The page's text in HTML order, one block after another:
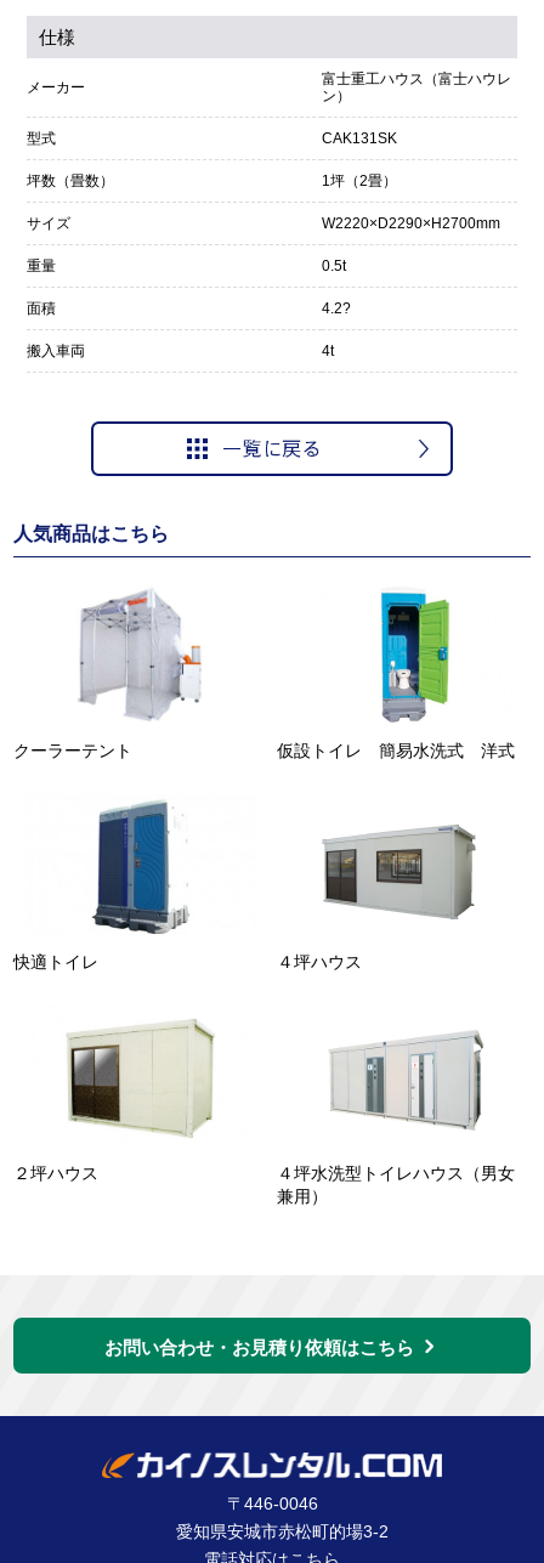
仕様
メーカー
富士重工ハウス（富士ハウレ
ン）
型式 CAK131SK
坪数（畳数） 1坪（2畳）
サイズ W2220×D2290×H2700mm
重量 0.5t
面積 4.2?
搬入車両 4t
人気商品はこちら
クーラーテント 仮設トイレ 簡易水洗式 洋式
快適トイレ ４坪ハウス
２坪ハウス
４坪水洗型トイレハウス（男女
兼用）
お問い合わせ・お見積り依頼はこちら
〒446-0046
愛知県安城市赤松町的場3-2